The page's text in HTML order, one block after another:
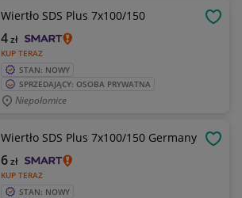
Wiertło SDS Plus 7x100/150
KUP TERAZ
4zł
STAN: NOWY
SPRZEDAJĄCY: OSOBA PRYWATNA
Niepołomice
Wiertło SDS Plus 7x100/150 Germany
KUP TERAZ
6zł
STAN: NOWY